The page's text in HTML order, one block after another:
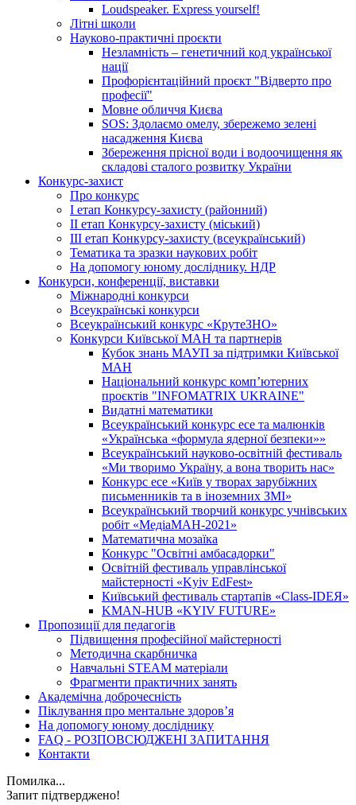
Loudspeaker. Express yourself!
Літні школи
Науково-практичні проєкти
Незламність – генетичний код української
нації
Профорієнтаційний проєкт "Відверто про
професії"
Мовне обличчя Києва
SOS: Здолаємо омелу, збережемо зелені
насадження Києва
Збереження прісної води і водоочищення як
складові сталого розвитку України
Конкурс-захист
Про конкурс
І етап Конкурсу-захисту (районний)
ІІ етап Конкурсу-захисту (міський)
ІІІ етап Конкурсу-захисту (всеукраїнський)
Тематика та зразки наукових робіт
На допомогу юному досліднику. НДР
Конкурси, конференції, виставки
Міжнародні конкурси
Всеукраїнські конкурси
Всеукраїнський конкурс «КрутеЗНО»
Конкурси Київської МАН та партнерів
Кубок знань МАУП за підтримки Київської
МАН
Національний конкурс комп’ютерних
проєктів "INFOMATRIX UKRAINE"
Видатні математики
Всеукраїнський конкурс есе та малюнків
«Українська «формула ядерної безпеки»»
Всеукраїнський науково-освітній фестиваль
«Ми творимо Україну, а вона творить нас»
Конкурс есе «Київ у творах зарубіжних
письменників та в іноземних ЗМІ»
Всеукраїнський творчий конкурс учнівських
робіт «МедіаМАН-2021»
Математична мозаїка
Конкурс "Освітні амбасадорки"
Освітній фестиваль управлінської
майстерності «Kyiv EdFest»
Київський фестиваль стартапів «Class-IDEЯ»
KMAN-HUB «KYIV FUTURE»
Пропозиції для педагогів
Підвищення професійної майстерності
Методична скарбничка
Навчальні STEAM матеріали
Фрагменти практичних занять
Академічна доброчесність
Піклування про ментальне здоровʼя
На допомогу юному досліднику
FAQ - РОЗПОВСЮДЖЕНІ ЗАПИТАННЯ
Контакти
Помилка...
Запит підтверджено!